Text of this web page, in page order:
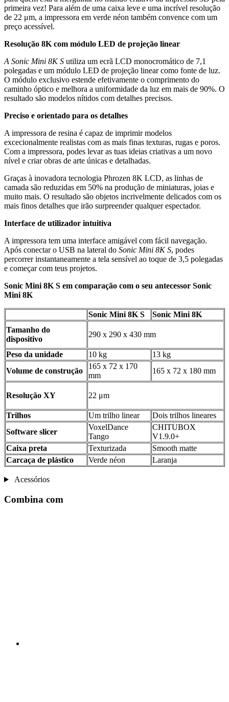
primeira vez! Para além de uma caixa leve e uma incrível resolução
de 22 μm, a impressora em verde néon também convence com um
preço acessível.
Resolução 8K com módulo LED de projeção linear
A Sonic Mini 8K S utiliza um ecrã LCD monocromático de 7,1
polegadas e um módulo LED de projeção linear como fonte de luz.
O módulo exclusivo estende efetivamente o comprimento do
caminho óptico e melhora a uniformidade da luz em mais de 90%. O
resultado são modelos nítidos com detalhes precisos.
Preciso e orientado para os detalhes
A impressora de resina é capaz de imprimir modelos
excecionalmente realistas com as mais finas texturas, rugas e poros.
Com a impressora, podes levar as tuas ideias criativas a um novo
nível e criar obras de arte únicas e detalhadas.
Graças à inovadora tecnologia Phrozen 8K LCD, as linhas de
camada são reduzidas em 50% na produção de miniaturas, joias e
muito mais. O resultado são objetos incrivelmente delicados com os
mais finos detalhes que irão surpreender qualquer espectador.
Interface de utilizador intuitiva
A impressora tem uma interface amigável com fácil navegação.
Após conectar o USB na lateral do Sonic Mini 8K S, podes
percorrer instantaneamente a tela sensível ao toque de 3,5 polegadas
e começar com teus projetos.
Sonic Mini 8K S em comparação com o seu antecessor Sonic
Mini 8K
Sonic Mini 8K S
Sonic Mini 8K
Tamanho do
dispositivo
290 x 290 x 430 mm
Peso da unidade 10 kg
13 kg
Volume de construção
165 x 72 x 170
mm
165 x 72 x 180 mm
Resolução XY 22 μm
Trilhos Um trilho linear
Dois trilhos lineares
Software slicer
VoxelDance
Tango
CHITUBOX
V1.9.0+
Caixa preta
Texturizada
Smooth matte
Carcaça de plástico
Verde néon Laranja
Acessórios
Combina com